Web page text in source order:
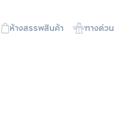
ห้างสรรพสินค้า ทางด่วน